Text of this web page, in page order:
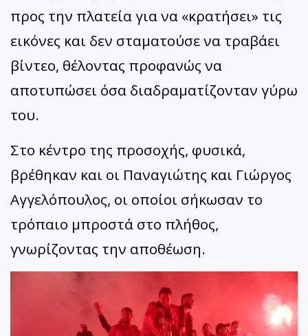
προς την πλατεία για να «κρατήσει» τις
εικόνες και δεν σταματούσε να τραβάει
βίντεο, θέλοντας προφανώς να
αποτυπώσει όσα διαδραματίζονταν γύρω
του.
Στο κέντρο της προσοχής, φυσικά,
βρέθηκαν και οι Παναγιώτης και Γιώργος
Αγγελόπουλος, οι οποίοι σήκωσαν το
τρόπαιο μπροστά στο πλήθος,
γνωρίζοντας την αποθέωση.